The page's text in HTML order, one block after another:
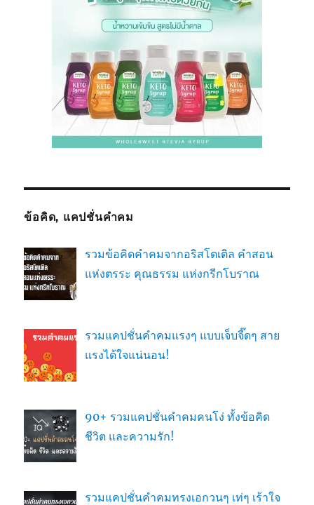
ข้อคิด, แคปชั่นคำคม
รวมข้อคิดคำคมจากอริสโตเติล คำสอน
แห่งตรระ คุณธรรม แห่งกรีกโบราณ
รวมแคปชั่นคำคมแรงๆ แบบเจ็บจี๊ดๆ สาย
แรงได้ใจแน่นอน!
90+ รวมแคปชั่นคำคมคนโง่ ทั้งข้อคิด
ชีวิต และความรัก!
รวมแคปชั่นคำคมทรงเอกวนๆ เท่ๆ เร้าใจ